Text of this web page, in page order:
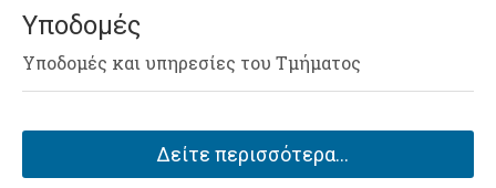
Υποδομές
Υποδομές και υπηρεσίες του Τμήματος
Δείτε περισσότερα...